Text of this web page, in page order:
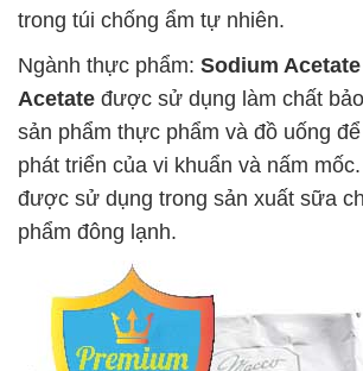
trong túi chống ẩm tự nhiên.
Ngành thực phẩm: Sodium
Acetate được sử dụng làm chất
sản phẩm thực phẩm và đồ uống
phát triển của vi khuẩn và nấm
được sử dụng trong sản xuất sữa
phẩm đông lạnh.